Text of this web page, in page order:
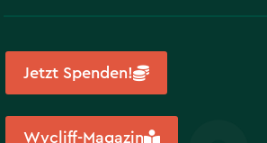
Jetzt Spenden!
Wycliff-Magazin